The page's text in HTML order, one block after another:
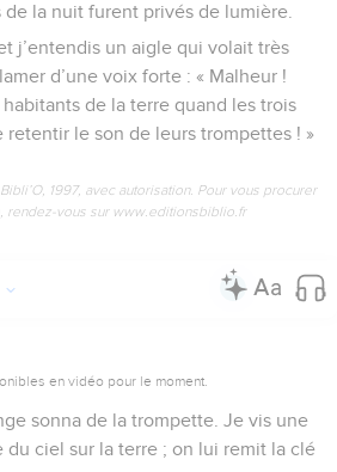
la nuit furent privés de lumière.
j’entendis un aigle qui volait très
d’une voix forte : « Malheur !
de la terre quand les trois
retentir le son de leurs trompettes ! »
1997, avec autorisation. Pour vous procurer
rendez-vous sur www.editionsbiblio.fr
en vidéo pour le moment.
sonna de la trompette. Je vis une
ciel sur la terre ; on lui remit la clé